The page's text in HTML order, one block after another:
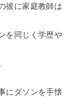
彼に家庭教師は
を同じく学歴や
にダソンを手懐